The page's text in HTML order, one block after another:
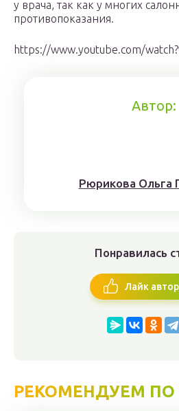
у врача, так как у многих
противопоказания.
https://www.youtube.com/
Автор:
Рюрикoвa Oльгa
Понравилась
Лайк
РЕКОМЕНДУЕМ ПО